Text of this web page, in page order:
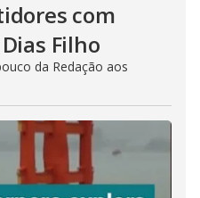
com
Filho
da Redação aos